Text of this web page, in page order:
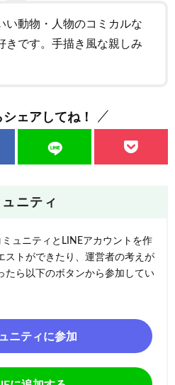
い動物・人物のコミカルな
きです。手描き風な親しみ
ェアしてね！
ニティ
ュニティとLINEアカウントを作
ストができたり、運営者の考えが
たら以下のボタンから参加してい
ニティに参加